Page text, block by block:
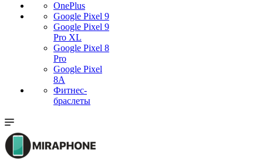
OnePlus
Google Pixel 9
Google Pixel 9
Pro XL
Google Pixel 8
Pro
Google Pixel
8A
Фитнес-
браслеты